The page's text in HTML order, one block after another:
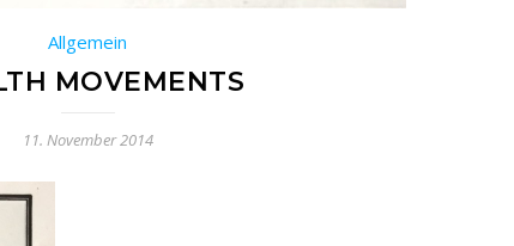
Allgemein
MOVEMENTS
11. November 2014